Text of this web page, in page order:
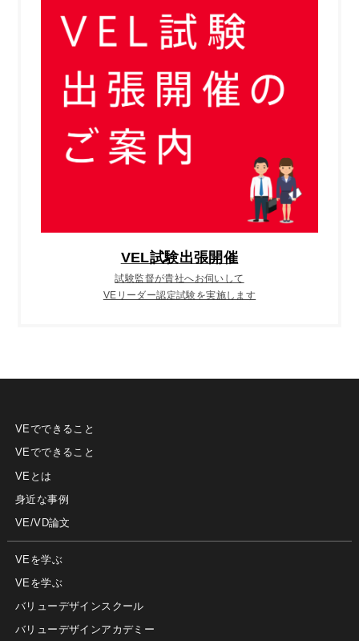
VEL試験出張開催
試験監督が貴社へお伺いして
VEリーダー認定試験を実施します
VEでできること
VEでできること
VEとは
身近な事例
VE/VD論文
VEを学ぶ
VEを学ぶ
バリューデザインスクール
バリューデザインアカデミー